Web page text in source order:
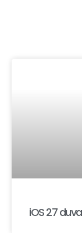
iOS 27